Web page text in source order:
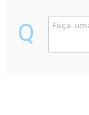
Q Faça